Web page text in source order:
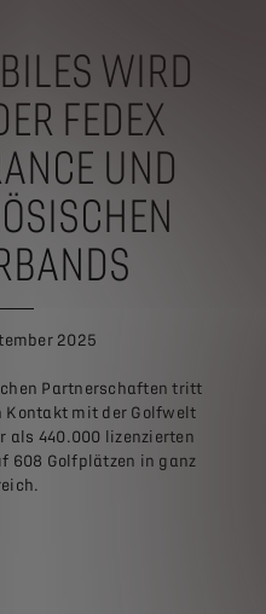
WIRD
FEDEX
UND
2025
Partnerschaften tritt
Kontakt mit der Golfwelt
als 440.000 lizenzierten
608 Golfplätzen in ganz